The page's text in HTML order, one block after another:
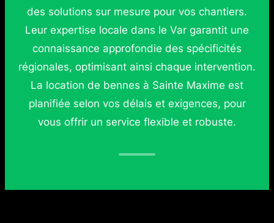
des solutions sur mesure pour vos chantiers.
Leur expertise locale dans le Var garantit une
connaissance approfondie des spécificités
régionales, optimisant ainsi chaque intervention.
La location de bennes à Sainte Maxime est
planifiée selon vos délais et exigences, pour
vous offrir un service flexible et robuste.